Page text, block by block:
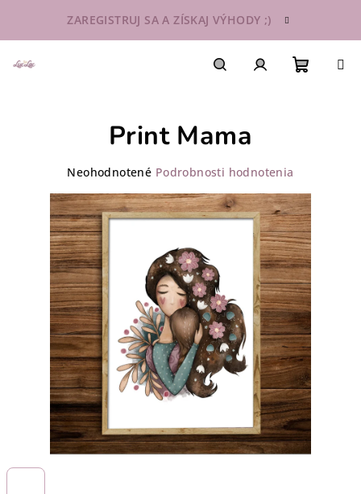
obsah
ZAREGISTRUJ SA A ZÍSKAJ VÝHODY ;)
Print Mama
Priemerné
produktu
je
0,0
z
5
hviezdičiek.
Neohodnotené Podrobnosti hodnotenia